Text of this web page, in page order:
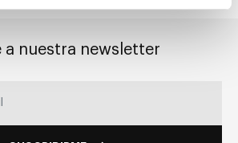
a nuestra newsletter